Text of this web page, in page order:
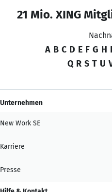
21 Mio. XING
A B C D E F G H I
Q R S T U
Unternehmen
New Work SE
Karriere
Presse